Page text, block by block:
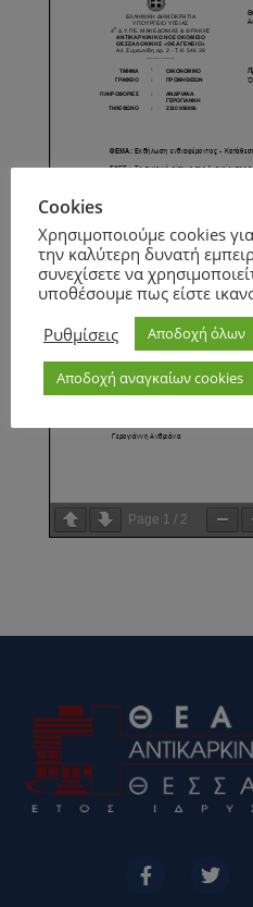
Page 1 / 2
Cookies
Χρησιμοποιούμε cookies
την καλύτερη δυνατή
συνεχίσετε να
υποθέσουμε πως είστε
Ρυθμίσεις
Αποδοχή όλων
Αποδοχή αναγκαίων cookies